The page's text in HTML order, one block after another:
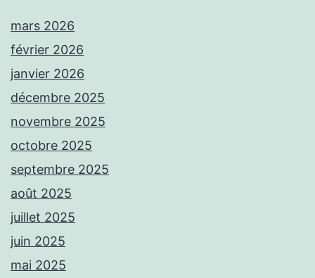
mars 2026
février 2026
janvier 2026
décembre 2025
novembre 2025
octobre 2025
septembre 2025
août 2025
juillet 2025
juin 2025
mai 2025